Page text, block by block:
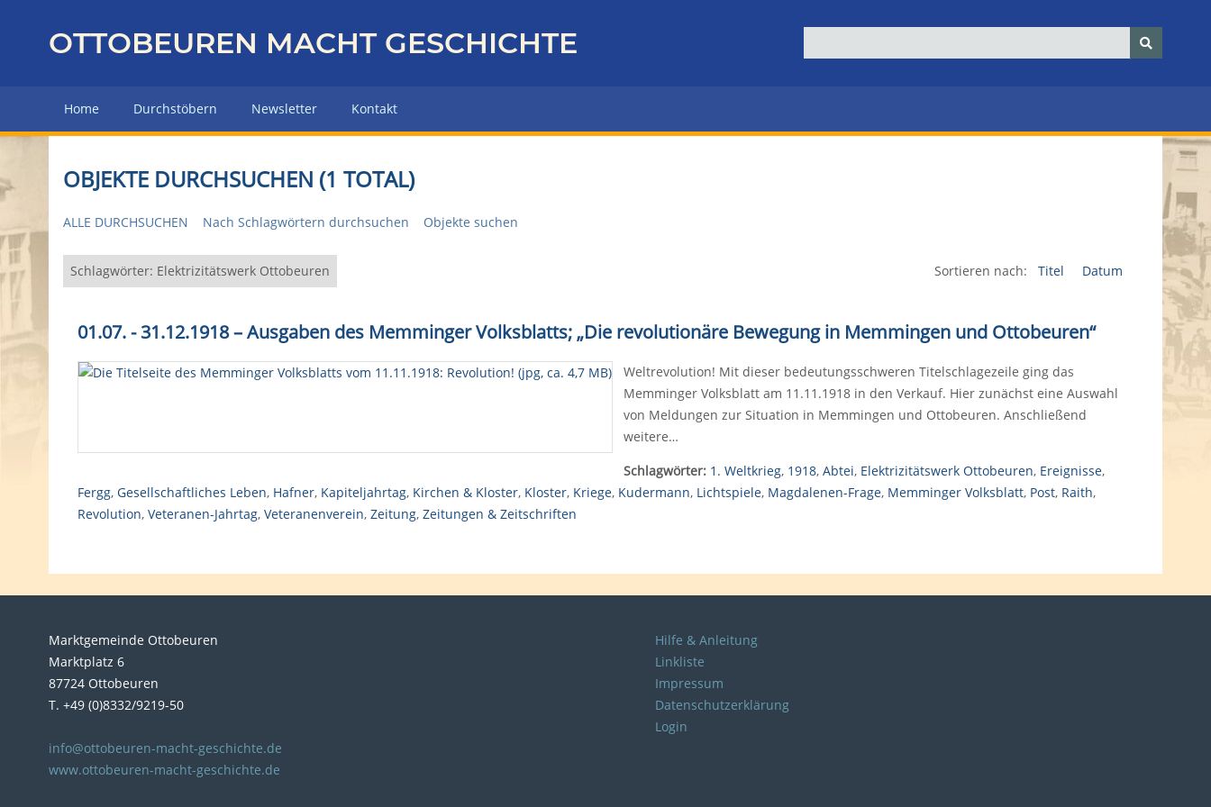
z
r
H
u
p
e
OTTOBEUREN MACHT GESCHICHTE
Home Durchstöbern Newsletter Kontakt
OBJEKTE DURCHSUCHEN (1 TOTAL)
ALLE DURCHSUCHEN Nach Schlagwörtern durchsuchen Objekte suchen
Schlagwörter: Elektrizitätswerk Ottobeuren Sortieren nach: Titel Datum
01.07. - 31.12.1918 – Ausgaben des Memminger Volksblatts; „Die revolutionäre Bewegung in Memmingen und Ottobeuren“
Weltrevolution! Mit dieser bedeutungsschweren Titelschlagezeile ging das
Memminger Volksblatt am 11.11.1918 in den Verkauf. Hier zunächst eine Auswahl
von Meldungen zur Situation in Memmingen und Ottobeuren. Anschließend
weitere…
Schlagwörter: 1. Weltkrieg, 1918, Abtei, Elektrizitätswerk Ottobeuren, Ereignisse,
Fergg, Gesellschaftliches Leben, Hafner, Kapiteljahrtag, Kirchen & Kloster, Kloster, Kriege, Kudermann, Lichtspiele, Magdalenen-Frage, Memminger Volksblatt, Post, Raith,
Revolution, Veteranen-Jahrtag, Veteranenverein, Zeitung, Zeitungen & Zeitschriften
Marktgemeinde Ottobeuren
Marktplatz 6
87724 Ottobeuren
T. +49 (0)8332/9219-50
info@ottobeuren-macht-geschichte.de
www.ottobeuren-macht-geschichte.de
Hilfe & Anleitung
Linkliste
Impressum
Datenschutzerklärung
Login